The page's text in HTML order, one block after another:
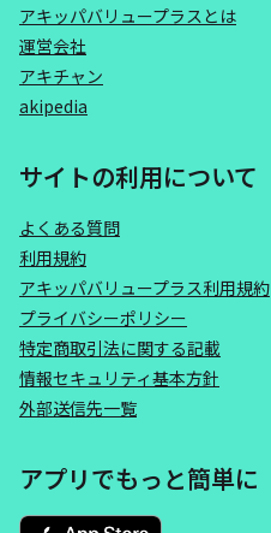
アキッパバリュープラスとは
運営会社
アキチャン
akipedia
サイトの利用について
よくある質問
利用規約
アキッパバリュープラス利用規約
プライバシーポリシー
特定商取引法に関する記載
情報セキュリティ基本方針
外部送信先一覧
アプリでもっと簡単に